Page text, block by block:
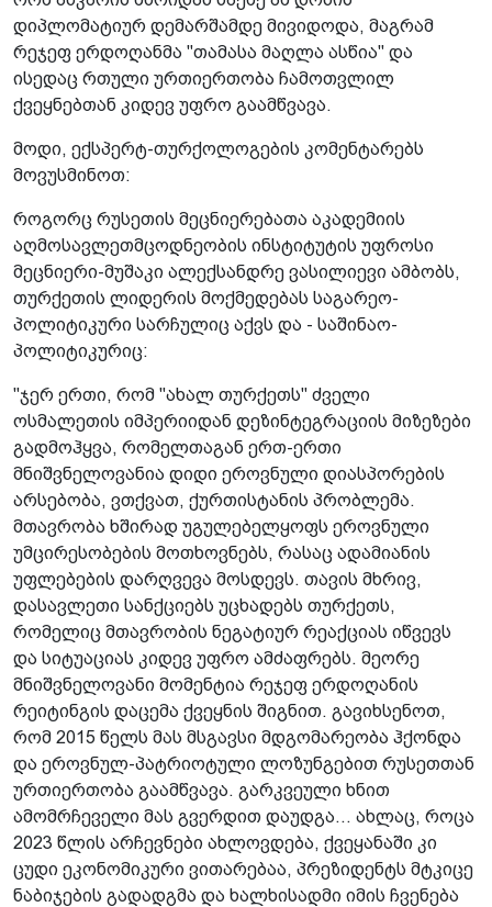
დიპლომატიურ დემარშამდე მივიდოდა, მაგრამ
რეჯეფ ერდოღანმა "თამასა მაღლა ასწია" და
ისედაც რთული ურთიერთობა ჩამოთვლილ
ქვეყნებთან კიდევ უფრო გაამწვავა.
მოდი, ექსპერტ-თურქოლოგების კომენტარებს
მოვუსმინოთ:
როგორც რუსეთის მეცნიერებათა აკადემიის
აღმოსავლეთმცოდნეობის ინსტიტუტის უფროსი
მეცნიერი-მუშაკი ალექსანდრე ვასილიევი ამბობს,
თურქეთის ლიდერის მოქმედებას საგარეო-
პოლიტიკური სარჩულიც აქვს და - საშინაო-
პოლიტიკურიც:
"ჯერ ერთი, რომ "ახალ თურქეთს" ძველი
ოსმალეთის იმპერიიდან დეზინტეგრაციის მიზეზები
გადმოჰყვა, რომელთაგან ერთ-ერთი
მნიშვნელოვანია დიდი ეროვნული დიასპორების
არსებობა, ვთქვათ, ქურთისტანის პრობლემა.
მთავრობა ხშირად უგულებელყოფს ეროვნული
უმცირესობების მოთხოვნებს, რასაც ადამიანის
უფლებების დარღვევა მოსდევს. თავის მხრივ,
დასავლეთი სანქციებს უცხადებს თურქეთს,
რომელიც მთავრობის ნეგატიურ რეაქციას იწვევს
და სიტუაციას კიდევ უფრო ამძაფრებს. მეორე
მნიშვნელოვანი მომენტია რეჯეფ ერდოღანის
რეიტინგის დაცემა ქვეყნის შიგნით. გავიხსენოთ,
რომ 2015 წელს მას მსგავსი მდგომარეობა ჰქონდა
და ეროვნულ-პატრიოტული ლოზუნგებით რუსეთთან
ურთიერთობა გაამწვავა. გარკვეული ხნით
ამომრჩეველი მას გვერდით დაუდგა... ახლაც, როცა
2023 წლის არჩევნები ახლოვდება, ქვეყანაში კი
ცუდი ეკონომიკური ვითარებაა, პრეზიდენტს მტკიცე
ნაბიჯების გადადგმა და ხალხისადმი იმის ჩვენება